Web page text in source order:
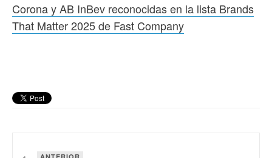
Corona y AB InBev reconocidas en la lista Brands
That Matter 2025 de Fast Company